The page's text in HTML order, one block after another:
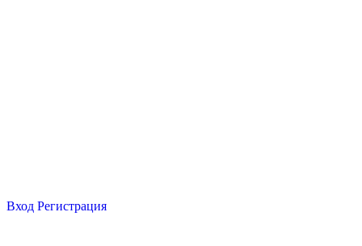
Вход Регистрация